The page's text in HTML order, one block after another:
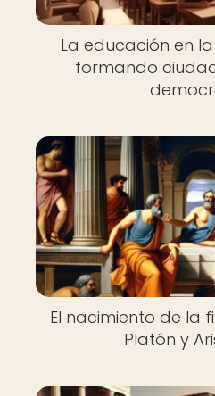
La educación en
formando
El nacimiento de la
Platón y